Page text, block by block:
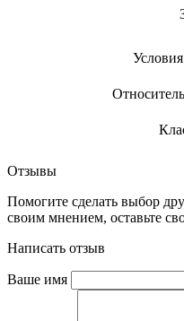
Отзывы
Помогите сделать выбор
своим мнением, оставьте
Написать отзыв
Ваше имя